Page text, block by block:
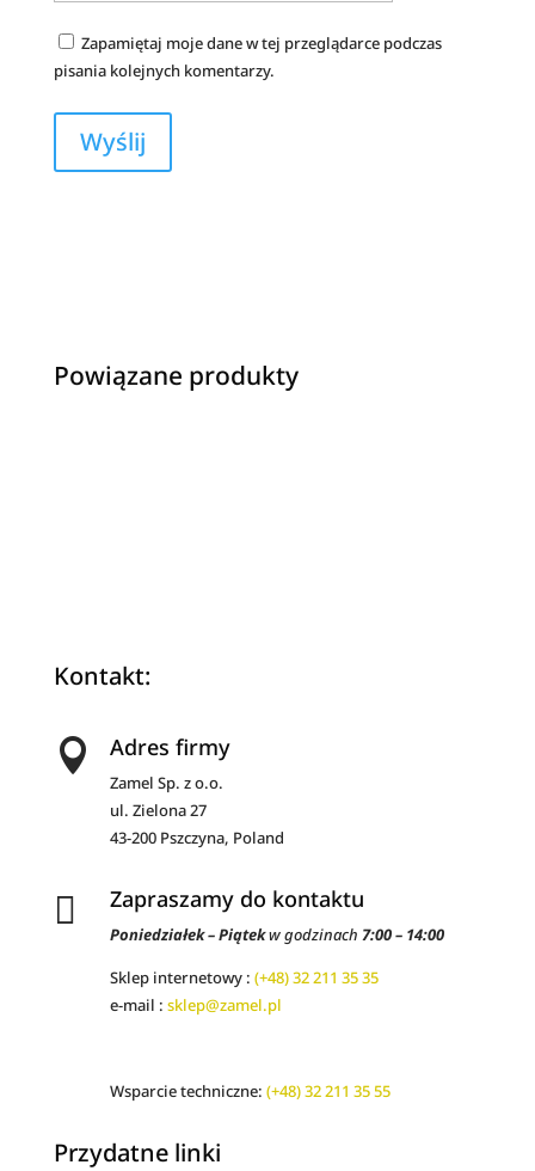
Zapamiętaj moje dane w tej przeglądarce podczas
pisania kolejnych komentarzy.
t
Powiązane produkty
Kontakt:
 Adres firmy
Zamel Sp. z o.o.
ul. Zielona 27
43-200 Pszczyna, Poland
 Zapraszamy do kontaktu
Poniedziałek – Piątekw godzinach 7:00 – 14:00
Sklep internetowy : (+48) 32 211 35 35
e-mail : sklep@zamel.pl
Wsparcie techniczne: (+48) 32 211 35 55
Przydatne linki